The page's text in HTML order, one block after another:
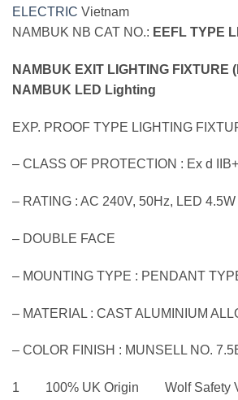
ELECTRIC Vietnam
NAMBUK NB CAT NO.: EEFL TYPE
NAMBUK EXIT LIGHTING FIXTURE
NAMBUK LED Lighting
EXP. PROOF TYPE LIGHTING
– CLASS OF PROTECTION : Ex d
– RATING : AC 240V, 50Hz, LED 4.5W
– DOUBLE FACE
– MOUNTING TYPE : PENDANT
– MATERIAL : CAST ALUMINIUM
– COLOR FINISH : MUNSELL NO.
1 100% UK Origin Wolf Safety